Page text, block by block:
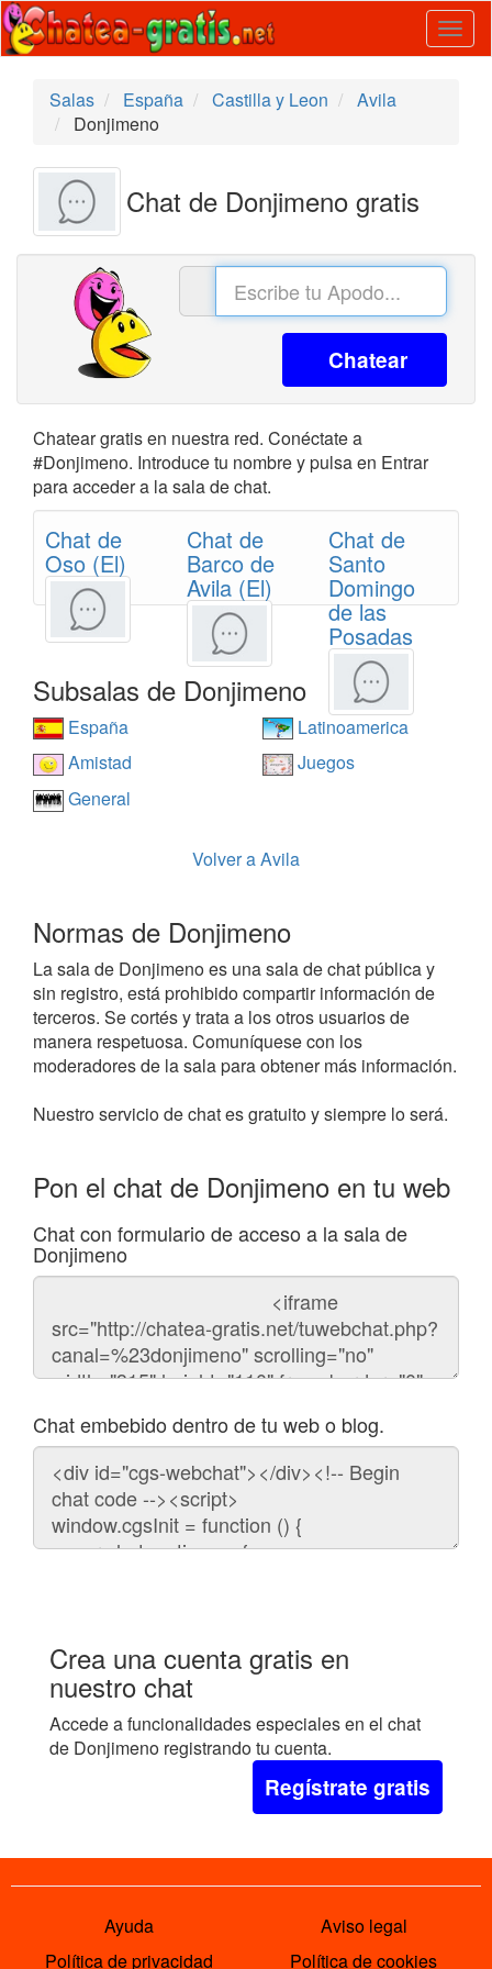
Salas
España Castilla y Leon
Avila
Donjimeno
Chat de Donjimeno gratis
Chatear
Chatear gratis en nuestra red. Conéctate a
#Donjimeno. Introduce tu nombre y pulsa en Entrar
para acceder a la sala de chat.
Chat de
Oso (El)
Chat de
Barco de
Avila (El)
Chat de
Santo
Domingo
de las
Posadas
Subsalas de Donjimeno
España
Latinoamerica
Amistad
Juegos
General
Volver a Avila
Normas de Donjimeno
La sala de Donjimeno es una sala de chat pública y
sin registro, está prohibido compartir información de
terceros. Se cortés y trata a los otros usuarios de
manera respetuosa. Comuníquese con los
moderadores de la sala para obtener más información.
Nuestro servicio de chat es gratuito y siempre lo será.
Pon el chat de Donjimeno en tu web
Chat con formulario de acceso a la sala de
Donjimeno
Código
chat
Chat embebido dentro de tu web o blog.
Código
para
embeber
chat
Crea una cuenta gratis en
nuestro chat
Accede a funcionalidades especiales en el chat
de Donjimeno registrando tu cuenta.
Regístrate gratis
Ayuda
Aviso legal
Política de privacidad
Política de cookies